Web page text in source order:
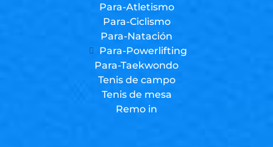
Para-Atletismo
Para-Ciclismo
Para-Natación
Para-Powerlifting
Para-Taekwondo
Tenis de campo
Tenis de mesa
Remo in